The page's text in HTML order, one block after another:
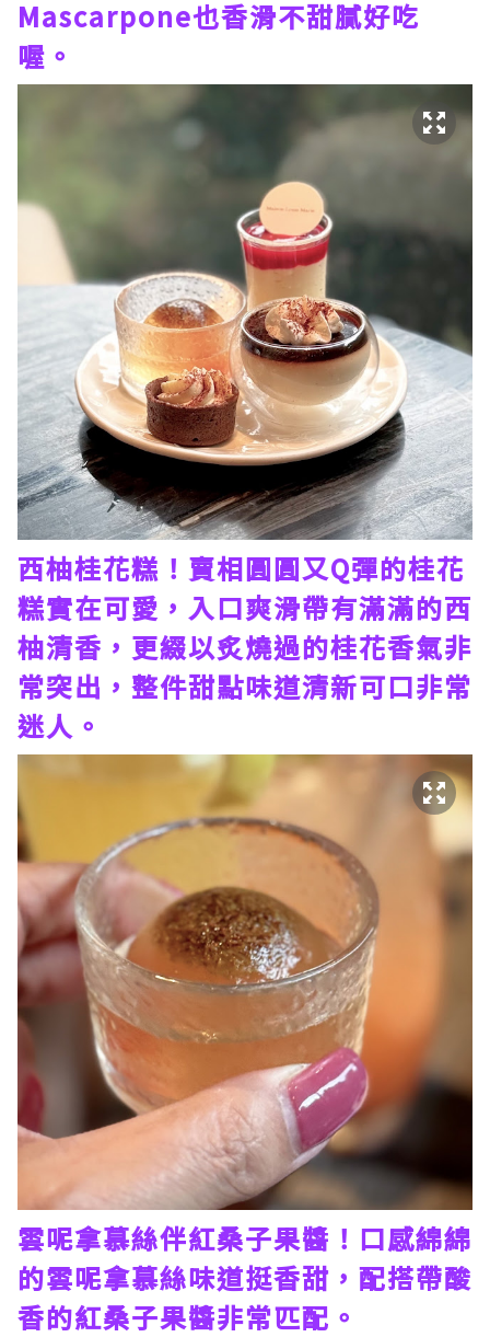
Mascarpone也香滑不甜膩好吃
喔。
西柚桂花糕！賣相圓圓又Q彈的桂花
糕實在可愛，入口爽滑帶有滿滿的西
柚清香，更綴以炙燒過的桂花香氣非
常突出，整件甜點味道清新可口非常
迷人。
雲呢拿慕絲伴紅桑子果醬！口感綿綿
的雲呢拿慕絲味道挺香甜，配搭帶酸
香的紅桑子果醬非常匹配。